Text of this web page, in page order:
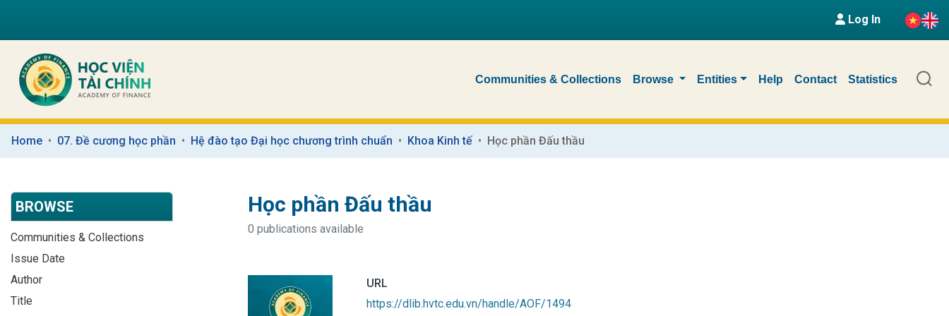
Log In
Communities & Collections Browse Entities Help Contact Statistics
Home 07. Đề cương học phần Hệ đào tạo Đại học chương trình chuẩn Khoa Kinh tế Học phần Đấu thầu
BROWSE
Communities & Collections
Issue Date
Author
Title
Học phần Đấu thầu
0 publications available
URL
https://dlib.hvtc.edu.vn/handle/AOF/1494